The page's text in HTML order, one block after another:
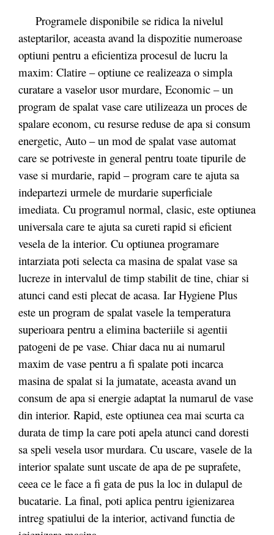
Programele disponibile se ridica la nivelul
asteptarilor, aceasta avand la dispozitie numeroase
optiuni pentru a eficientiza procesul de lucru la
maxim: Clatire – optiune ce realizeaza o simpla
curatare a vaselor usor murdare, Economic – un
program de spalat vase care utilizeaza un proces de
spalare econom, cu resurse reduse de apa si consum
energetic, Auto – un mod de spalat vase automat
care se potriveste in general pentru toate tipurile de
vase si murdarie, rapid – program care te ajuta sa
indepartezi urmele de murdarie superficiale
imediata. Cu programul normal, clasic, este optiunea
universala care te ajuta sa cureti rapid si eficient
vesela de la interior. Cu optiunea programare
intarziata poti selecta ca masina de spalat vase sa
lucreze in intervalul de timp stabilit de tine, chiar si
atunci cand esti plecat de acasa. Iar Hygiene Plus
este un program de spalat vasele la temperatura
superioara pentru a elimina bacteriile si agentii
patogeni de pe vase. Chiar daca nu ai numarul
maxim de vase pentru a fi spalate poti incarca
masina de spalat si la jumatate, aceasta avand un
consum de apa si energie adaptat la numarul de vase
din interior. Rapid, este optiunea cea mai scurta ca
durata de timp la care poti apela atunci cand doresti
sa speli vesela usor murdara. Cu uscare, vasele de la
interior spalate sunt uscate de apa de pe suprafete,
ceea ce le face a fi gata de pus la loc in dulapul de
bucatarie. La final, poti aplica pentru igienizarea
intreg spatiului de la interior, activand functia de